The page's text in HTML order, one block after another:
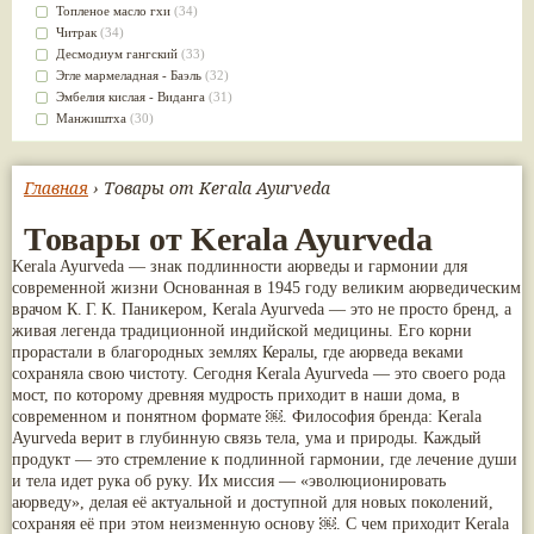
Главная › Товары от Kerala Ayurveda
Товары от Kerala Ayurveda
Kerala Ayurveda — знак подлинности аюрведы и гармонии для
современной жизни Основанная в 1945 году великим аюрведическим
врачом К. Г. К. Паникером, Kerala Ayurveda — это не просто бренд, а
живая легенда традиционной индийской медицины. Его корни
прорастали в благородных землях Кералы, где аюрведа веками
сохраняла свою чистоту. Сегодня Kerala Ayurveda — это своего рода
мост, по которому древняя мудрость приходит в наши дома, в
современном и понятном формате ￼. Философия бренда: Kerala
Ayurveda верит в глубинную связь тела, ума и природы. Каждый
продукт — это стремление к подлинной гармонии, где лечение души
и тела идет рука об руку. Их миссия — «эволюционировать
аюрведу», делая её актуальной и доступной для новых поколений,
сохраняя её при этом неизменную основу ￼. С чем приходит Kerala
Kudos
Swadeshi(1)
The Sidhpur Sat-Isabgol Factory
Vedika Herbals
Премиум Групп
(1)
Страна происхождения: Грузия
Сахачаради(5)
Шанкапушпи
Dabur Red(4)
Vyoshadi Vatakam (4)
Арагвадха(4)
Гандхарвахастади
Капикачху (Мукуна)
Колакулатхади чурна (4)
Лакшади(4)
Моринга (Шигру) (4)
Патолади
(4)
Пунарнава(4)
Розовая вода(4)
Тиктака(4)
Трикату(4)
Туласи(4)
Харидракхандам(4)
Читракади (4)
Шанкха Бхасма(4)
Шатавари гулам(4)
Neeri Aimil(3)
Топленое масло гхи (34)
Читрак (34)
Десмодиум гангский (33)
Эгле мармеладная - Баэль (32)
Эмбелия кислая - Виданга (31)
Манжиштха (30)
Сандал белый(30)
Брихати(29)
Яштимадху (28)
Бала(26)
Джатаманси (26)
Патра(26)
Чёрный кардамон(26)
Брахми(23)
Валерьяна индийская(23)
Кокосовое масло(23)
Сассапариль(23)
Брингарадж (22)
Клещевина обыкновенная(21)
Трикату(21)
Шафран(21)
Ативиша(20)
Шиладжит(20)